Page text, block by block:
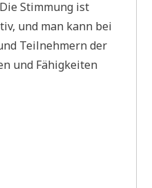
Stimmung ist
und man kann bei
Teilnehmern der
und Fähigkeiten